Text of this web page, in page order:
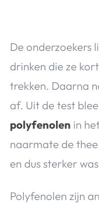
De onderzoekers
drinken die ze
trekken. Daarna
af. Uit de test
polyfenolen in
naarmate de
en dus sterker
Polyfenolen zijn